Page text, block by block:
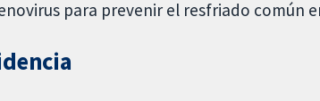
para prevenir el resfriado común